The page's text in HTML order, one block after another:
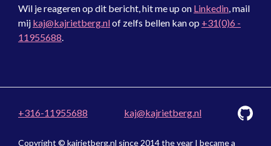
Wil je reageren op dit bericht, hit me up on Linkedin, mail
mij kaj@kajrietberg.nlof zelfs bellen kan op +31(0)6 -
11955688.
+316-11955688 kaj@kajrietberg.nl
Copyright © kajrietberg.nl since 2014 the year I became a